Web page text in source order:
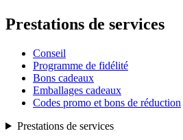
Prestations de services
Conseil
Programme de fidélité
Bons cadeaux
Emballages cadeaux
Codes promo et bons de réduction
Prestations de services